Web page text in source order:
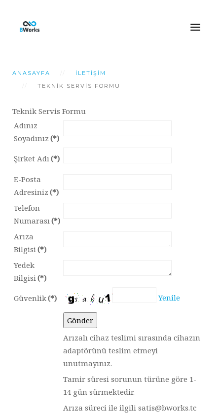
ANASAYFA
İLETIŞIM
TEKNIK SERVIS FORMU
Teknik Servis Formu
Adınız
Soyadınız (*)
Şirket Adı(*)
E-Posta
Adresiniz (*)
Telefon
Numarası(*)
Arıza
Bilgisi(*)
Yedek
Bilgisi(*)
Güvenlik(*) Yenile
Arızalı cihaz teslimi sırasında cihazın
adaptörünü teslim etmeyi
unutmayınız.
Tamir süresi sorunun türüne göre 1-
14 gün sürmektedir.
Arıza süreci ile ilgili satis@bworks.tc